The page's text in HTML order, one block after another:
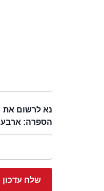
נא לרשום את
הספרה: ארבע